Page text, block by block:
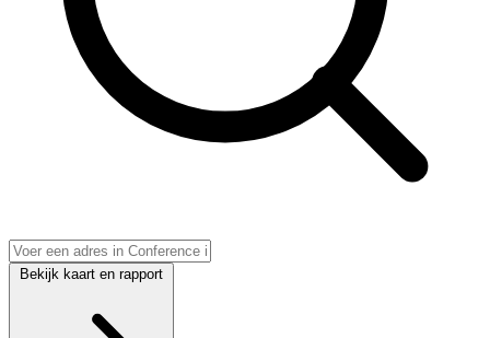
Bekijk kaart en rapport